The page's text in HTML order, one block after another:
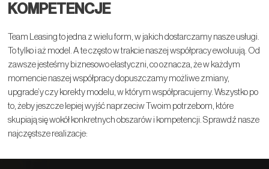
KOMPETENCJE
Team Leasing to jedna z wielu form, w jakich dostarczamy nasze usługi.
To tylko i aż model. A te często w trakcie naszej współpracy ewoluują. Od
zawsze jesteśmy biznesowo elastyczni, co oznacza, że w każdym
momencie naszej współpracy dopuszczamy możliwe zmiany,
upgrade’y czy korekty modelu, w którym współpracujemy. Wszystko po
to, żeby jeszcze lepiej wyjść naprzeciw Twoim potrzebom, które
skupiają się wokół konkretnych obszarów i kompetencji. Sprawdź nasze
najczęstsze realizacje: